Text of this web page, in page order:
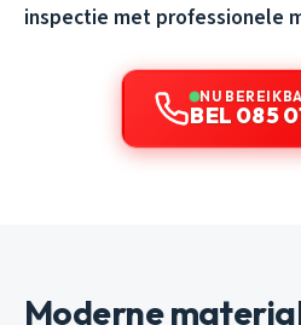
inspectie met professionele
NU
BEL 085
Moderne